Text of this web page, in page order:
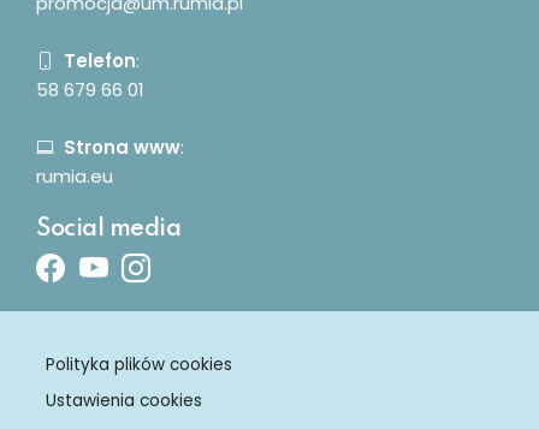
Telefon:
58 679 66 01
Strona www:
rumia.eu
Social media
FacebookYoutubeInstagram
Polityka plików cookies
Ustawienia cookies